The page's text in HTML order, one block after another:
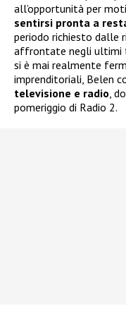
all’opportunità per
sentirsi pronta a
periodo richiesto dalle
affrontate negli ultimi
si è mai realmente
imprenditoriali, Belen
televisione e radio,
pomeriggio di Radio 2.